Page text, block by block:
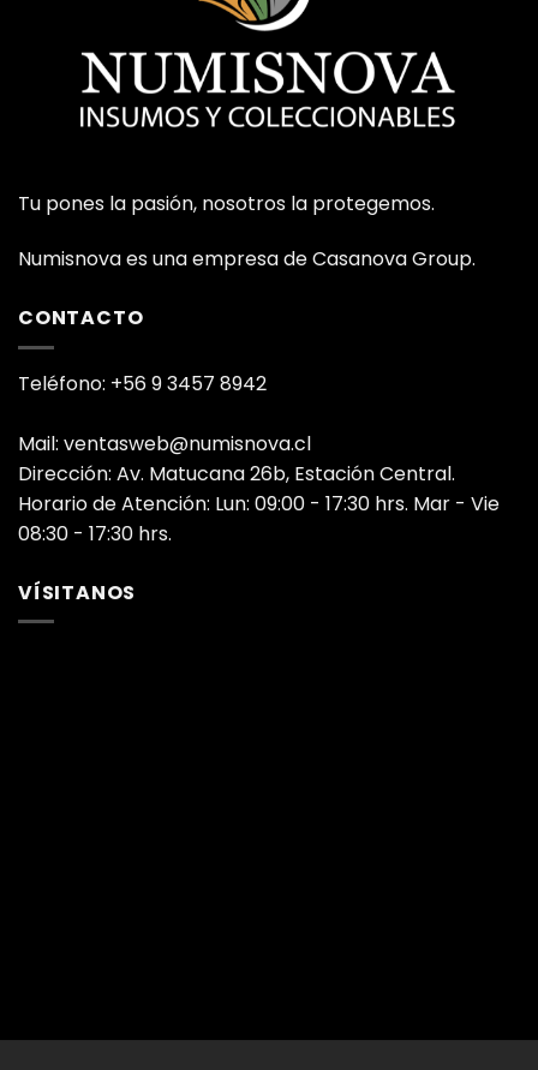
Tu pones la pasión, nosotros la protegemos.
Numisnova es una empresa de Casanova Group.
CONTACTO
Teléfono: +56 9 3457 8942
Mail: ventasweb@numisnova.cl
Dirección: Av. Matucana 26b, Estación Central.
Horario de Atención: Lun: 09:00 - 17:30 hrs. Mar - Vie
08:30 - 17:30 hrs.
VÍSITANOS